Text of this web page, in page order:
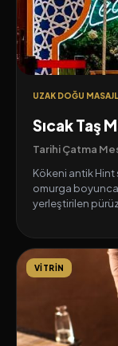
UZAK DOĞU
Sıcak Taş
Tarihi Çatma
Kökeni antik Hint
omurga
yerleştirilen
sıcaklığı; kas
bedene iletir ve
Seans boyunca
vücudu
tamamlayıcı etki
VITRIN